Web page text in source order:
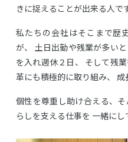
きに捉えることが出来る人で
私たちの会社はそこまで歴
が、
土日出勤や残業が多い
を入れ週休２日、
そして残
革にも積極的に取り組み、
成
個性を尊重し助け合える、
らしを支える仕事を 一緒にし